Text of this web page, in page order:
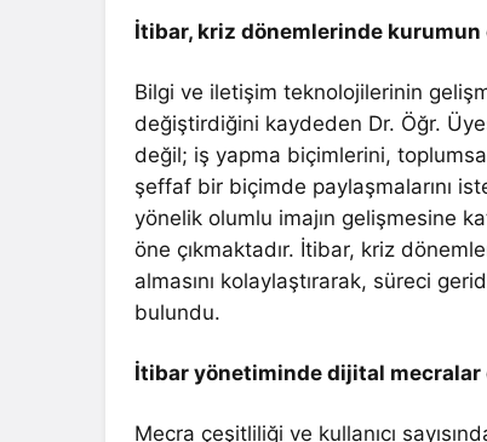
İtibar, kriz dönemlerinde kurumun
Bilgi ve iletişim teknolojilerinin
değiştirdiğini kaydeden Dr. Öğr.
değil; iş yapma biçimlerini,
şeffaf bir biçimde paylaşmalarını
yönelik olumlu imajın gelişmesine
öne çıkmaktadır. İtibar, kriz
almasını kolaylaştırarak, süreci
bulundu.
İtibar yönetiminde dijital mecralar
Mecra çeşitliliği ve kullanıcı